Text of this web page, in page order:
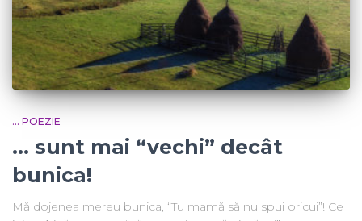
... POEZIE
… sunt mai “vechi” decât
bunica!
Mă dojenea mereu bunica, “Tu mamă să nu spui oricui”! Ce